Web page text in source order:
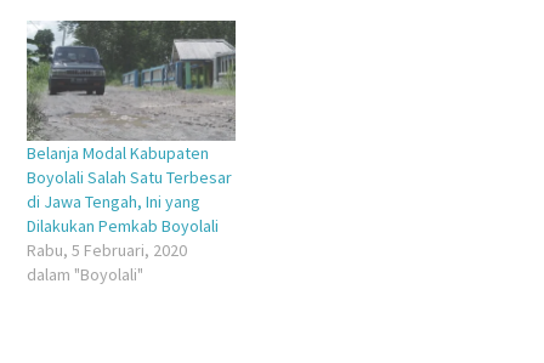
Belanja Modal Kabupaten
Boyolali Salah Satu Terbesar
di Jawa Tengah, Ini yang
Dilakukan Pemkab Boyolali
Rabu, 5 Februari, 2020
dalam "Boyolali"